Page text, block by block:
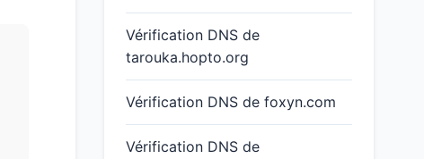
Vérification DNS de
tarouka.hopto.org
Vérification DNS de foxyn.com
Vérification DNS de